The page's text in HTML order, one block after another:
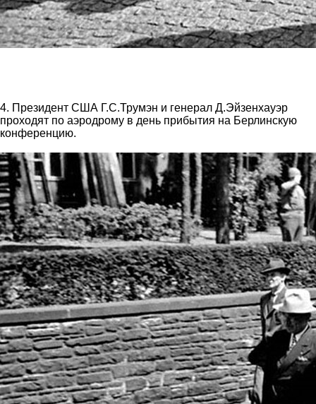
4. Президент США Г.С.Трумэн и генерал Д.Эйзенхауэр
проходят по аэродрому в день прибытия на Берлинскую
конференцию.